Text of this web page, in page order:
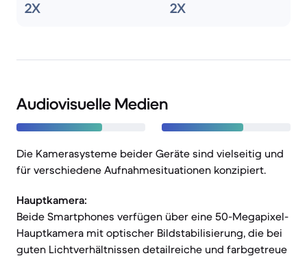
2X 2X
Audiovisuelle Medien
Die Kamerasysteme beider Geräte sind vielseitig und
für verschiedene Aufnahmesituationen konzipiert.
Hauptkamera:
Beide Smartphones verfügen über eine 50-Megapixel-
Hauptkamera mit optischer Bildstabilisierung, die bei
guten Lichtverhältnissen detailreiche und farbgetreue